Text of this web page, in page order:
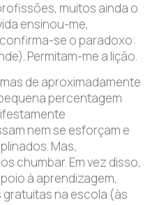
muitos ainda o
ensinou-me,
se o paradoxo:
Permitam-me a lição.
de aproximadamente
percentagem
nem se esforçam e
Mas,
chumbar. Em vez disso,
à aprendizagem,
na escola (às